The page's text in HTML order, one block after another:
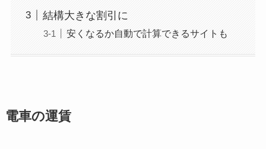
結構大きな割引に
安くなるか自動で計算できるサイトも
電車の運賃